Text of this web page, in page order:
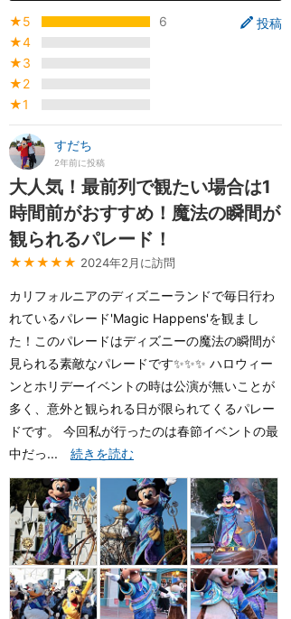
投稿
★5
6
★4
★3
★2
★1
すだち
2年前に投稿
大人気！最前列で観たい場合は1
時間前がおすすめ！魔法の瞬間が
観られるパレード！
★★★★★ 2024年2月に訪問
カリフォルニアのディズニーランドで毎日行わ
れているパレード'Magic Happens'を観まし
た！このパレードはディズニーの魔法の瞬間が
見られる素敵なパレードです✨✨✨ ハロウィー
ンとホリデーイベントの時は公演が無いことが
多く、意外と観られる日が限られてくるパレー
ドです。 今回私が行ったのは春節イベントの最
中だっ... 続きを読む